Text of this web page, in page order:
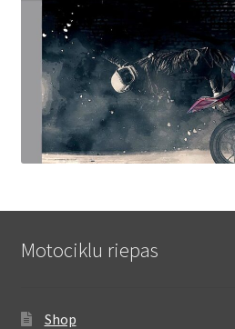
Motociklu riepas
Shop